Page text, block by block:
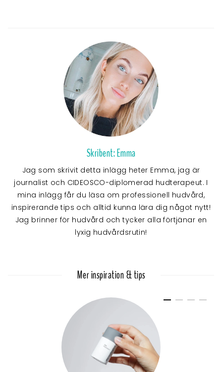
Skribent: Emma
Jag som skrivit detta inlägg heter Emma, jag är
journalist och CIDEOSCO-diplomerad hudterapeut. I
mina inlägg får du läsa om professionell hudvård,
inspirerande tips och alltid kunna lära dig något nytt!
Jag brinner för hudvård och tycker alla förtjänar en
lyxig hudvårdsrutin!
Mer inspiration & tips